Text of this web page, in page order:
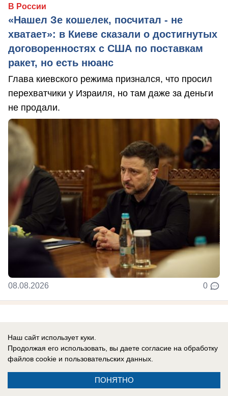
В России
«Нашел Зе кошелек, посчитал - не
хватает»: в Киеве сказали о достигнутых
договоренностях с США по поставкам
ракет, но есть нюанс
Глава киевского режима признался, что просил
перехватчики у Израиля, но там даже за деньги
не продали.
08.08.2026 0
Наш сайт использует куки.
Продолжая его использовать, вы даете согласие на обработку
файлов cookie и пользовательских данных.
ПОНЯТНО